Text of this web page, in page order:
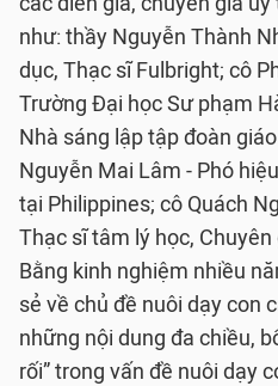
như: thầy Nguyễn Thành
dục, Thạc sĩ Fulbright; cô
Trường Đại học Sư phạm
Nhà sáng lập tập đoàn
Nguyễn Mai Lâm - Phó
tại Philippines; cô Quách
Thạc sĩ tâm lý học,
Bằng kinh nghiệm nhiều
sẻ về chủ đề nuôi dạy con
những nội dung đa chiều,
rối” trong vấn đề nuôi dạy